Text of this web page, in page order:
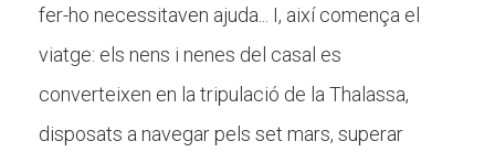
fer-ho necessitaven ajuda... I, així comença el
viatge: els nens i nenes del casal es
converteixen en la tripulació de la Thalassa,
disposats a navegar pels set mars, superar
Fes voluntariat
Fes un donatiu
Treballa amb nosaltres